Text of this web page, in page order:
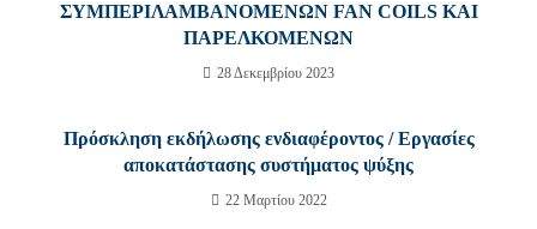
ΣΥΜΠΕΡΙΛΑΜΒΑΝΟΜΕΝΩΝ FAN COILS ΚΑΙ
ΠΑΡΕΛΚΟΜΕΝΩΝ
28 Δεκεμβρίου 2023
Πρόσκληση εκδήλωσης ενδιαφέροντος / Εργασίες
αποκατάστασης συστήματος ψύξης
22 Μαρτίου 2022